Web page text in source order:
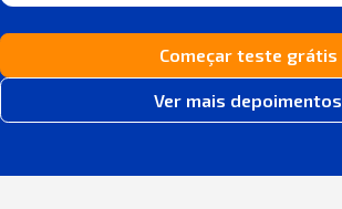
Começar teste grátis
Ver mais depoimentos